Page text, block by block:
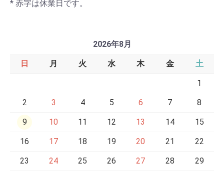
* 赤字は休業日です。
2026年8月
日 月 火 水 木 金 土
1
2 3 4 5 6 7 8
9 10 11 12 13 14 15
16 17 18 19 20 21 22
23 24 25 26 27 28 29